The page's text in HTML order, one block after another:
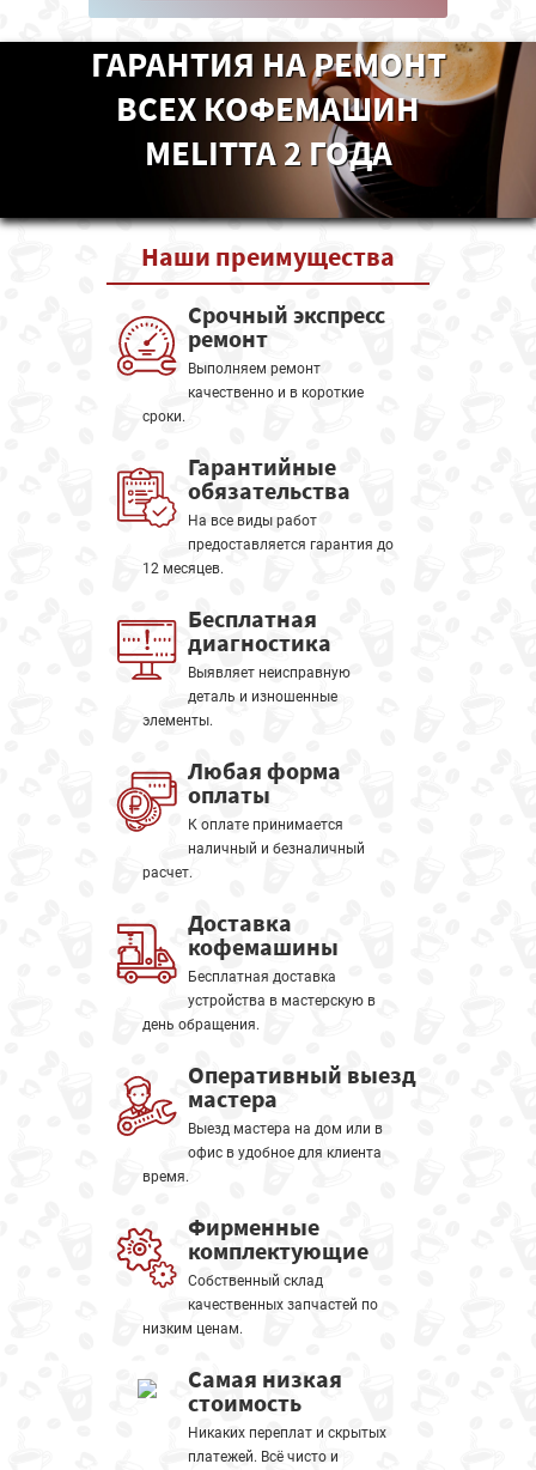
ГАРАНТИЯ НА РЕМОНТ
ВСЕХ КОФЕМАШИН
MELITTA 2 ГОДА
Наши преимущества
Срочный экспресс
ремонт
Выполняем ремонт
качественно и в короткие
сроки.
Гарантийные
обязательства
На все виды работ
предоставляется гарантия до
12 месяцев.
Бесплатная
диагностика
Выявляет неисправную
деталь и изношенные
элементы.
Любая форма
оплаты
К оплате принимается
наличный и безналичный
расчет.
Доставка
кофемашины
Бесплатная доставка
устройства в мастерскую в
день обращения.
Оперативный выезд
мастера
Выезд мастера на дом или в
офис в удобное для клиента
время.
Фирменные
комплектующие
Собственный склад
качественных запчастей по
низким ценам.
Самая низкая
стоимость
Никаких переплат и скрытых
платежей. Всё чисто и